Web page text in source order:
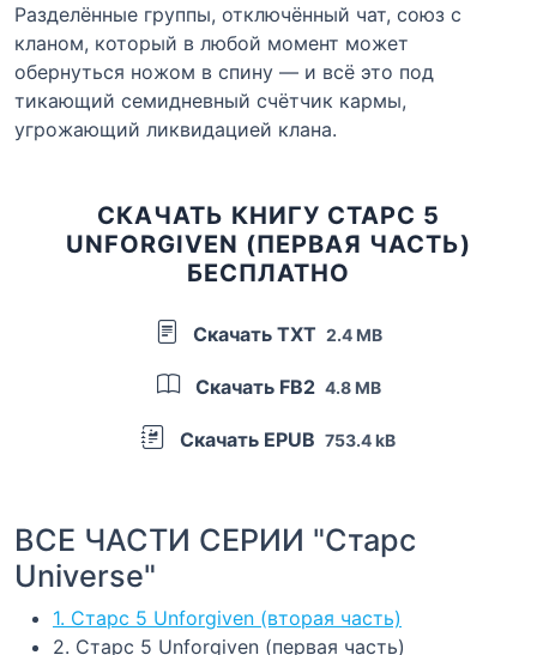
Разделённые группы, отключённый чат, союз с
кланом, который в любой момент может
обернуться ножом в спину — и всё это под
тикающий семидневный счётчик кармы,
угрожающий ликвидацией клана.
СКАЧАТЬ КНИГУ СТАРС 5
UNFORGIVEN (ПЕРВАЯ ЧАСТЬ)
БЕСПЛАТНО
Скачать TXT 2.4 MB
Скачать FB2 4.8 MB
Скачать EPUB 753.4 kB
ВСЕ ЧАСТИ СЕРИИ "Старс
Universe"
1. Старс 5 Unforgiven (вторая часть)
2. Старс 5 Unforgiven (первая часть)